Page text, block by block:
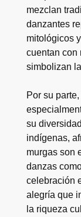
mezclan
danzantes
mitológicos
cuentan con
simbolizan
Por su
su
indígenas,
murgas son
danzas
celebración
alegría que
la riqueza